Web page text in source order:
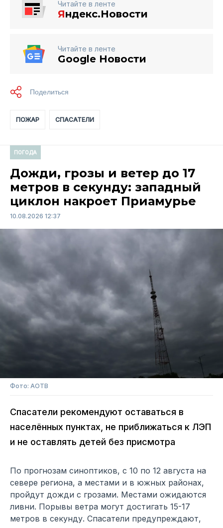
Читайте в ленте
Яндекс.Новости
Читайте в ленте
Google Новости
ПОЖАР СПАСАТЕЛИ
ПОГОДА
Дожди, грозы и ветер до 17
метров в секунду: западный
циклон накроет Приамурье
10.08.2026 12:37
Фото: АОТВ
Спасатели рекомендуют оставаться в
населённых пунктах, не приближаться к ЛЭП
и не оставлять детей без присмотра
По прогнозам синоптиков, с 10 по 12 августа на
севере региона, а местами и в южных районах,
пройдут дожди с грозами. Местами ожидаются
ливни. Порывы ветра могут достигать 15-17
метров в секунду. Спасатели предупреждают,